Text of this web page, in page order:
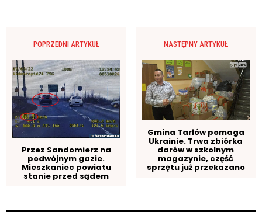
POPRZEDNI ARTYKUŁ
Przez Sandomierz na
podwójnym gazie.
Mieszkaniec powiatu
stanie przed sądem
NASTĘPNY ARTYKUŁ
Gmina Tarłów pomaga
Ukrainie. Trwa zbiórka
darów w szkolnym
magazynie, część
sprzętu już przekazano